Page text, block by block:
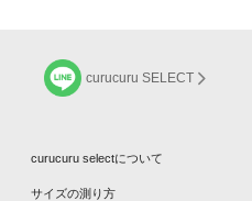
curucuru SELECT
curucuru selectについて
サイズの測り方